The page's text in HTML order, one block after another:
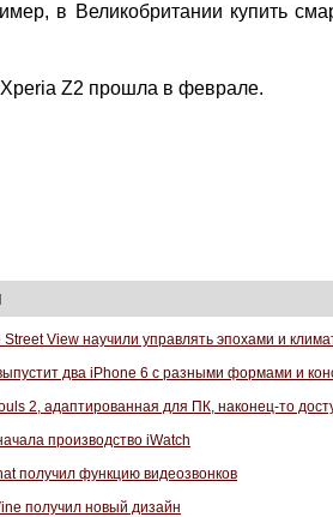
в Великобритании купить
Z2 прошла в феврале.
Street View научили управлять эпохами и
два iPhone 6 с разными формами и
2, адаптированная для ПК, наконец-то
производство iWatch
получил функцию видеозвонков
получил новый дизайн